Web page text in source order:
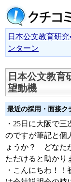
日本公文教育研
ンターン
日本公文教育
望動機
最近の採用・面接ク
・25日に大阪で
のですが筆記と個
ょうか？ どなた
ただけると助かり
・こんにちわ！